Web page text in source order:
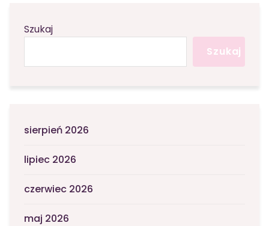
Szukaj
Szukaj
sierpień 2026
lipiec 2026
czerwiec 2026
maj 2026